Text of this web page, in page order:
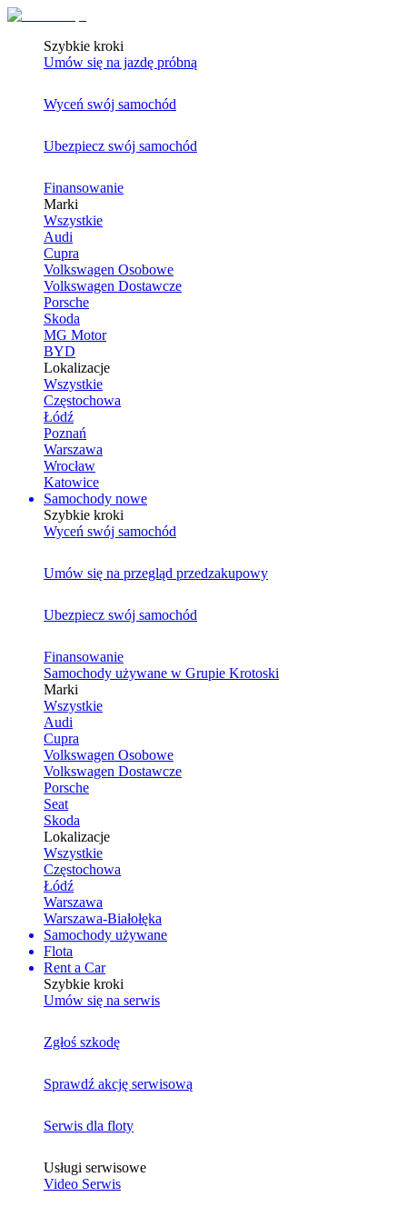
Szybkie kroki
Umów się na jazdę próbną
Wyceń swój samochód
Ubezpiecz swój samochód
Finansowanie
Marki
Wszystkie
Audi
Cupra
Volkswagen Osobowe
Volkswagen Dostawcze
Porsche
Skoda
MG Motor
BYD
Lokalizacje
Wszystkie
Częstochowa
Łódź
Poznań
Warszawa
Wrocław
Katowice
Samochody nowe
Szybkie kroki
Wyceń swój samochód
Umów się na przegląd przedzakupowy
Ubezpiecz swój samochód
Finansowanie
Samochody używane w Grupie Krotoski
Marki
Wszystkie
Audi
Cupra
Volkswagen Osobowe
Volkswagen Dostawcze
Porsche
Seat
Skoda
Lokalizacje
Wszystkie
Częstochowa
Łódź
Warszawa
Warszawa-Białołęka
Samochody używane
Flota
Rent a Car
Szybkie kroki
Umów się na serwis
Zgłoś szkodę
Sprawdź akcję serwisową
Serwis dla floty
Usługi serwisowe
Video Serwis